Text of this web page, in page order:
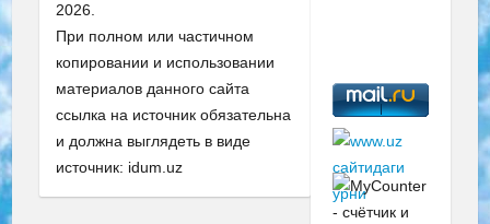
2026.
При полном или частичном
копировании и использовании
материалов данного сайта
ссылка на источник обязательна
и должна выглядеть в виде
источник: idum.uz